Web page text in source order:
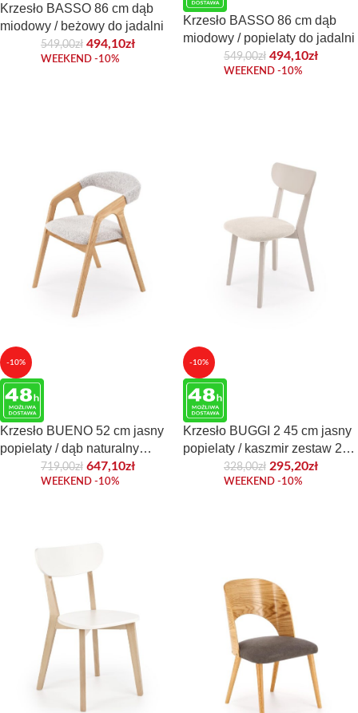
Krzesło BASSO 86 cm dąb
miodowy / beżowy do jadalni
549,00zł 494,10zł
WEEKEND -10%
Krzesło BASSO 86 cm dąb
miodowy / popielaty do jadalni
549,00zł 494,10zł
WEEKEND -10%
-10%
Krzesło BUENO 52 cm jasny
popielaty / dąb naturalny
zestaw 2 szt do jadalni
719,00zł 647,10zł
WEEKEND -10%
-10%
Krzesło BUGGI 2 45 cm jasny
popielaty / kaszmir zestaw 2
szt do jadalni
328,00zł 295,20zł
WEEKEND -10%